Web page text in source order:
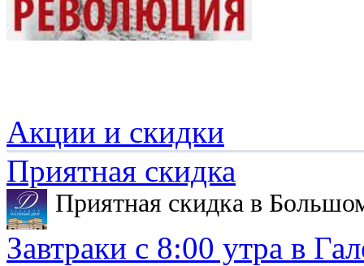
Акции и скидки
Приятная скидка
Приятная скидка в
Завтраки с 8:00 утра в